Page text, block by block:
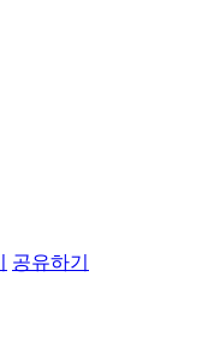
공유하기